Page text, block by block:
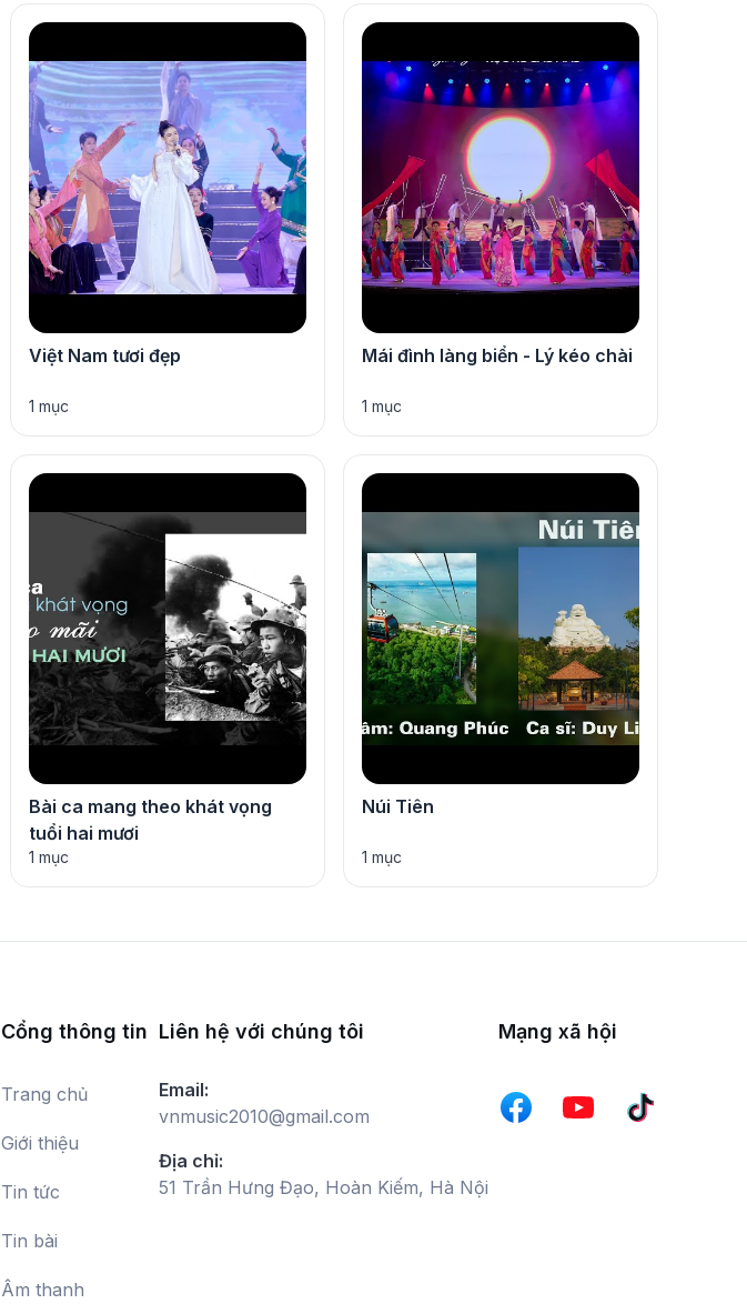
Việt Nam tươi đẹp
1 mục
Mái đình làng biển - Lý kéo chài
1 mục
Bài ca mang theo khát vọng
tuổi hai mươi
1 mục
Núi Tiên
1 mục
Cổng thông tin
Trang chủ
Giới thiệu
Tin tức
Tin bài
Âm thanh
Liên hệ với chúng tôi
Email:
vnmusic2010@gmail.com
Địa chỉ:
51 Trần Hưng Đạo, Hoàn Kiếm, Hà Nội
Mạng xã hội